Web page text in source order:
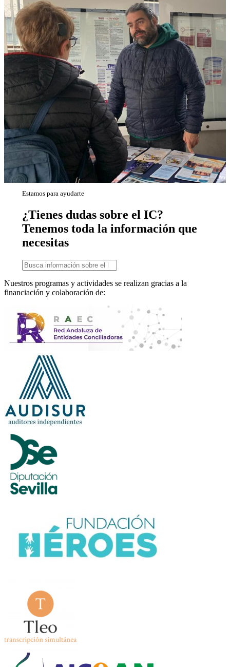
Estamos para ayudarte
¿Tienes dudas sobre el IC?
Tenemos toda la información que
necesitas
Nuestros programas y actividades se realizan gracias a la
financiación y colaboración de: